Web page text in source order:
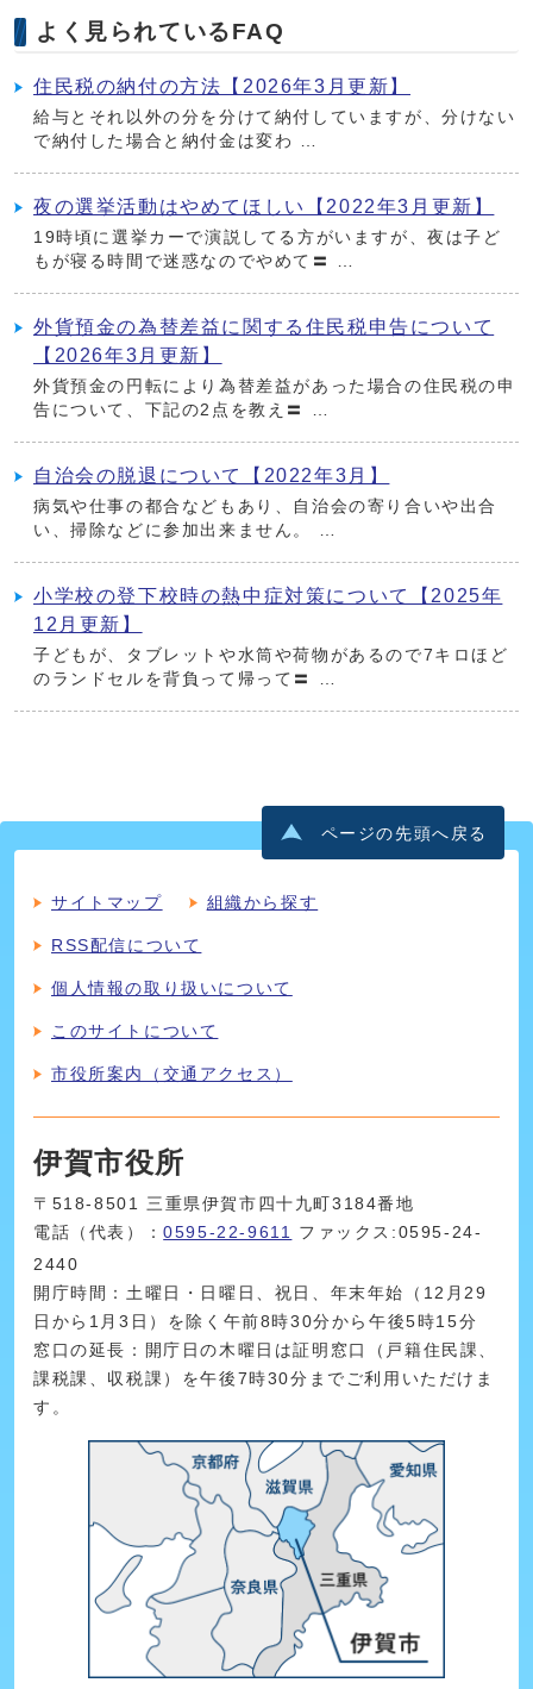
よく見られているFAQ
住民税の納付の方法【2026年3月更新】
給与とそれ以外の分を分けて納付していますが、分けない
で納付した場合と納付金は変わ …
夜の選挙活動はやめてほしい【2022年3月更新】
19時頃に選挙カーで演説してる方がいますが、夜は子ど
もが寝る時間で迷惑なのでやめて〓 …
外貨預金の為替差益に関する住民税申告について
【2026年3月更新】
外貨預金の円転により為替差益があった場合の住民税の申
告について、下記の2点を教え〓 …
自治会の脱退について【2022年3月】
病気や仕事の都合などもあり、自治会の寄り合いや出合
い、掃除などに参加出来ません。 …
小学校の登下校時の熱中症対策について【2025年
12月更新】
子どもが、タブレットや水筒や荷物があるので7キロほど
のランドセルを背負って帰って〓 …
ページの先頭へ戻る
サイトマップ 組織から探す
RSS配信について
個人情報の取り扱いについて
このサイトについて
市役所案内（交通アクセス）
伊賀市役所
〒518-8501 三重県伊賀市四十九町3184番地
電話（代表）：0595-22-9611
ファックス:0595-24-
2440
開庁時間：土曜日・日曜日、祝日、年末年始（12月29
日から1月3日）を除く午前8時30分から午後5時15分
窓口の延長：開庁日の木曜日は証明窓口（戸籍住民課、
課税課、収税課）を午後7時30分までご利用いただけま
す。